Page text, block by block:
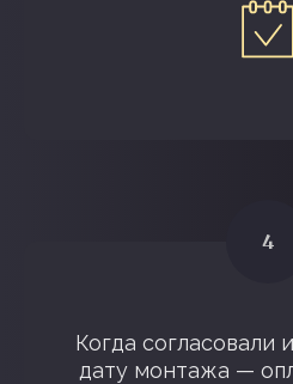
Когда согласовали
дату монтажа —
ПОЧЕМУ